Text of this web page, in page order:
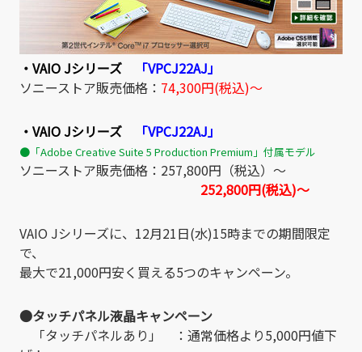
・VAIO Jシリーズ 「VPCJ22AJ」
ソニーストア販売価格： 74,300円(税込)～
・VAIO Jシリーズ 「VPCJ22AJ」
●「Adobe Creative Suite 5 Production Premium」付属モデル
ソニーストア販売価格：257,800円（税込）～
252,800円(税込)～
VAIO Jシリーズに、12月21日(水)15時までの期間限定
で、
最大で21,000円安く買える5つのキャンペーン。
●タッチパネル液晶キャンペーン
「タッチパネルあり」 ：通常価格より5,000円値下